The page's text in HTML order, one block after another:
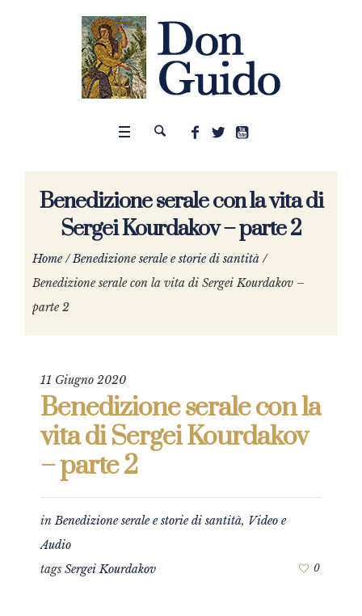
Benedizione serale con la vita di
Sergei Kourdakov – parte 2
Home /Benedizione serale e storie di santità /
Benedizione serale con la vita di Sergei Kourdakov –
parte 2
11 Giugno 2020
Benedizione serale con la
vita di Sergei Kourdakov
– parte 2
inBenedizione serale e storie di santità, Video e
Audio
tags Sergei Kourdakov 0